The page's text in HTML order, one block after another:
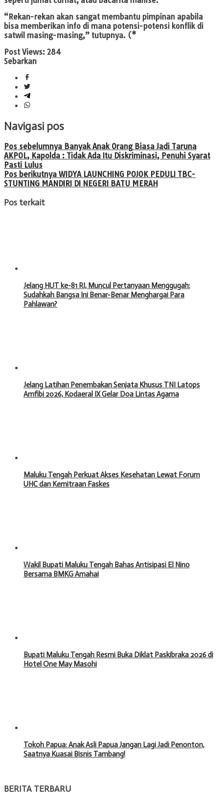
“Rekan-rekan akan sangat membantu pimpinan apabila
bisa memberikan info di mana potensi-potensi konflik di
satwil masing-masing,” tutupnya. (*
Post Views: 284
Sebarkan
Navigasi pos
Pos sebelumnya Banyak Anak Orang Biasa Jadi Taruna
AKPOL, Kapolda : Tidak Ada Itu Diskriminasi, Penuhi Syarat
Pasti Lulus
Pos berikutnya WIDYA LAUNCHING POJOK PEDULI TBC-
STUNTING MANDIRI DI NEGERI BATU MERAH
Pos terkait
Jelang HUT ke-81 RI, Muncul Pertanyaan Menggugah:
Sudahkah Bangsa Ini Benar-Benar Menghargai Para
Pahlawan?
Jelang Latihan Penembakan Senjata Khusus TNI Latops
Amfibi 2026, Kodaeral IX Gelar Doa Lintas Agama
Maluku Tengah Perkuat Akses Kesehatan Lewat Forum
UHC dan Kemitraan Faskes
Wakil Bupati Maluku Tengah Bahas Antisipasi El Nino
Bersama BMKG Amahai
Bupati Maluku Tengah Resmi Buka Diklat Paskibraka 2026 di
Hotel One May Masohi
Tokoh Papua: Anak Asli Papua Jangan Lagi Jadi Penonton,
Saatnya Kuasai Bisnis Tambang!
BERITA TERBARU